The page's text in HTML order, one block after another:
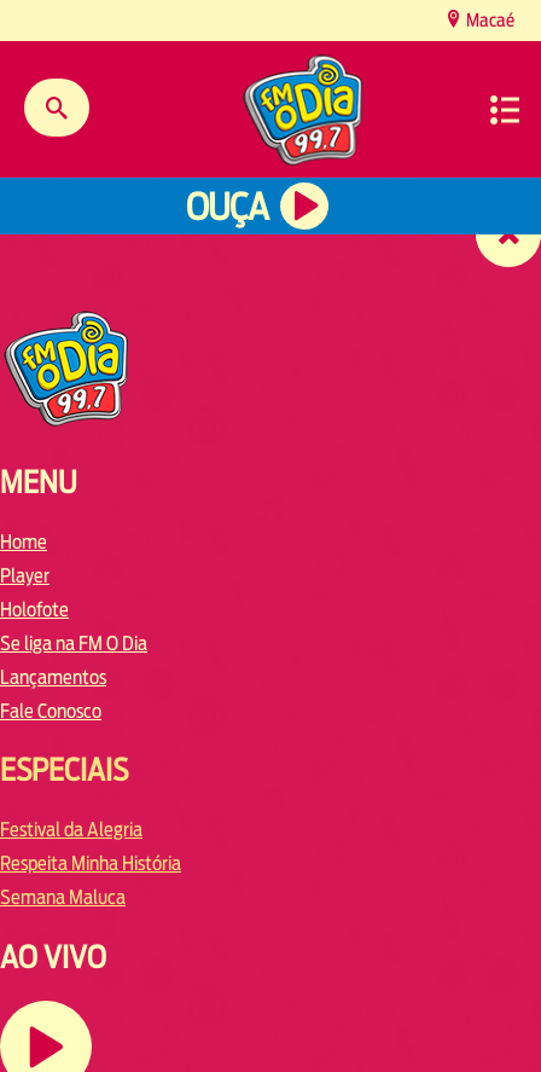
Macaé
OUÇA
MENU
Home
Player
Holofote
Se liga na FM O Dia
Lançamentos
Fale Conosco
ESPECIAIS
Festival da Alegria
Respeita Minha História
Semana Maluca
AO VIVO